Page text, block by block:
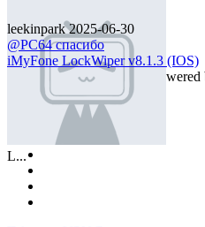
L...
leekinpark 2025-06-30
@PC64 спасибо
iMyFone LockWiper v8.1.3 (IOS)
PC64 , The site is